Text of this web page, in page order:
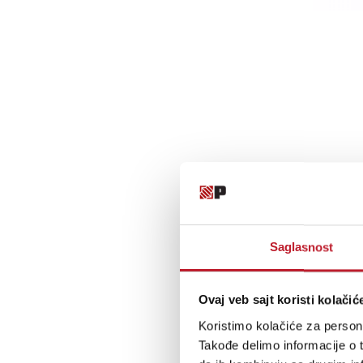
Saglasnost
Ovaj veb sajt koristi
Koristimo kolačiće za
Takođe delimo informacije